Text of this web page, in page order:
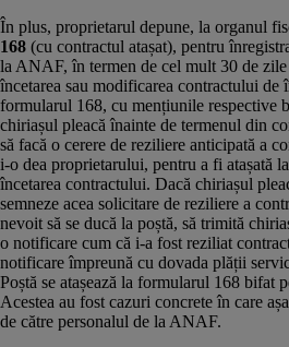
În plus, proprietarul depune, la organul
168 (cu contractul atașat), pentru
la ANAF, în termen de cel mult 30 de zile
încetarea sau modificarea contractului de
formularul 168, cu mențiunile respective
chiriașul pleacă înainte de termenul din
să facă o cerere de reziliere anticipată a
i-o dea proprietarului, pentru a fi atașată
încetarea contractului. Dacă chiriașul
semneze acea solicitare de reziliere a
nevoit să se ducă la poștă, să trimită
o notificare cum că i-a fost reziliat
notificare împreună cu dovada plății
Poștă se atașează la formularul 168 bifat
Acestea au fost cazuri concrete în care
de către personalul de la ANAF.